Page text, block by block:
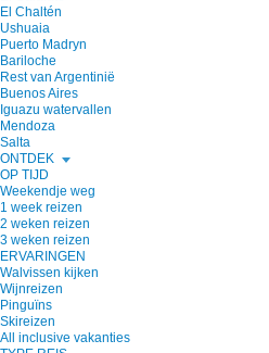
El Chaltén
Ushuaia
Puerto Madryn
Bariloche
Rest van Argentinië
Buenos Aires
Iguazu watervallen
Mendoza
Salta
ONTDEK
OP TIJD
Weekendje weg
1 week reizen
2 weken reizen
3 weken reizen
ERVARINGEN
Walvissen kijken
Wijnreizen
Pinguïns
Skireizen
All inclusive vakanties